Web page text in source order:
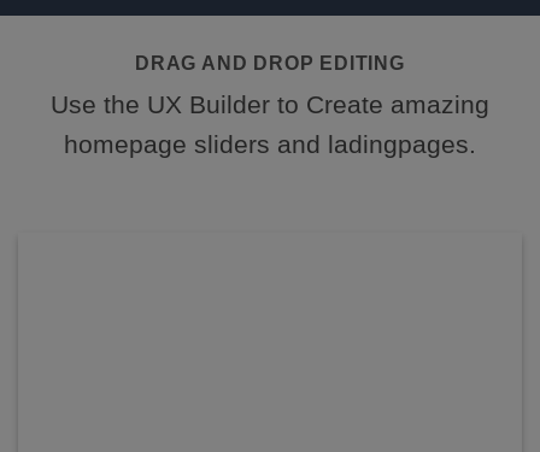
DRAG AND DROP EDITING
Use the UX Builder to Create amazing
homepage sliders and ladingpages.